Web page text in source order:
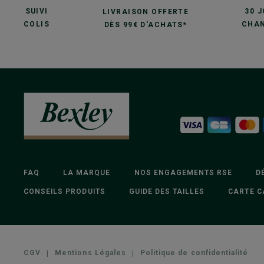
SUIVI
COLIS
LIVRAISON OFFERTE
DÈS 99€ D'ACHATS*
30
FAQ LA MARQUE NOS ENGAGEMENTS RSE
CONSEILS PRODUITS GUIDE DES TAILLES CARTE
CGV | Mentions Légales | Politique de confidentialité